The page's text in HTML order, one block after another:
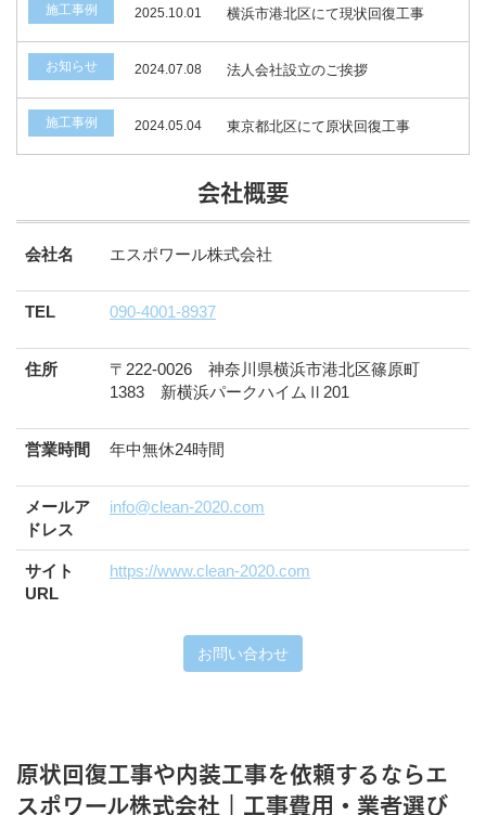
施工事例 2025.10.01 横浜市港北区にて現状回復工事
お知らせ 2024.07.08 法人会社設立のご挨拶
施工事例 2024.05.04 東京都北区にて原状回復工事
会社概要
会社名 エスポワール株式会社
TEL 090-4001-8937
住所
〒222-0026 神奈川県横浜市港北区篠原町
1383 新横浜パークハイムⅡ201
営業時間 年中無休24時間
メールア
ドレス
info@clean-2020.com
サイト
URL
https://www.clean-2020.com
お問い合わせ
原状回復工事や内装工事を依頼するならエ
スポワール株式会社｜工事費用・業者選び